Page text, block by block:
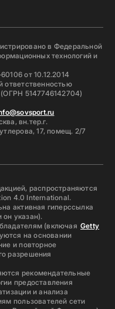
в Федеральной
технологий и
от 10.12.2014
ответственностью
5147746142704)
вн.тер.г.
17, помещ. 2/7
распространяются
4.0 International.
активная гиперссылка
он указан).
(включая Getty
на основании
и повторное
разрешения
рекомендательные
предоставления
и анализа
пользователей сети